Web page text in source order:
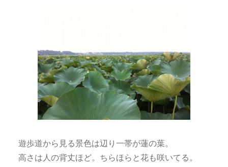
遊歩道から見る景色は辺り一帯が蓮の葉。
高さは人の背丈ほど。ちらほらと花も咲いてる。